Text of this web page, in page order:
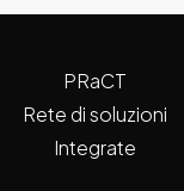
PRaCT
Rete di soluzioni
Integrate